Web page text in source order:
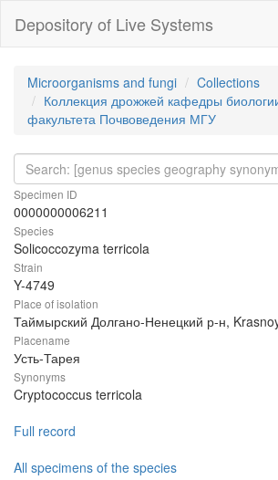
Depository of Live Systems
Microorganisms and fungi
Collections
Коллекция дрожжей кафедры
факультета Почвоведения МГУ
Specimen ID
0000000006211
Species
Solicoccozyma terricola
Strain
Y-4749
Place of isolation
Таймырский Долгано-Ненецкий р-н,
Placename
Усть-Тарея
Synonyms
Cryptococcus terricola
Full record
All specimens of the species